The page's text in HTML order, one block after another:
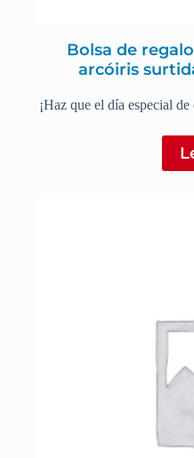
Bolsa de
arcóiris
¡Haz que el día especial